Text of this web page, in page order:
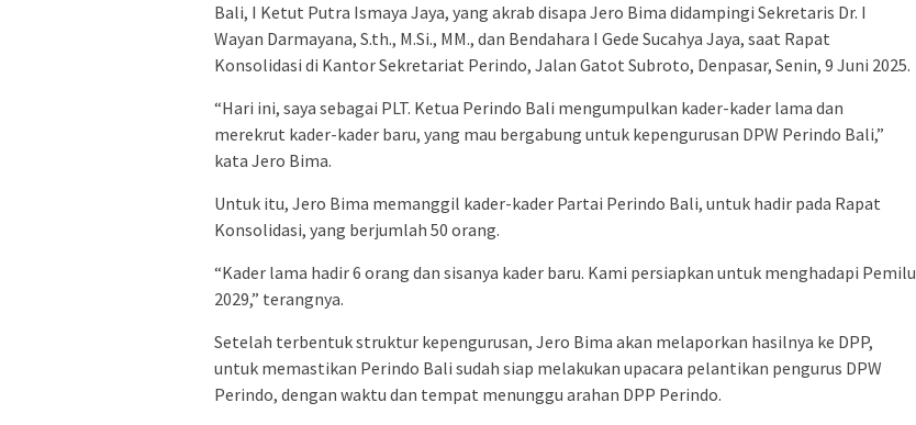
Bali, I Ketut Putra Ismaya Jaya, yang akrab disapa Jero Bima didampingi Sekretaris Dr. I
Wayan Darmayana, S.th., M.Si., MM., dan Bendahara I Gede Sucahya Jaya, saat Rapat
Konsolidasi di Kantor Sekretariat Perindo, Jalan Gatot Subroto, Denpasar, Senin, 9 Juni 2025.
“Hari ini, saya sebagai PLT. Ketua Perindo Bali mengumpulkan kader-kader lama dan
merekrut kader-kader baru, yang mau bergabung untuk kepengurusan DPW Perindo Bali,”
kata Jero Bima.
Untuk itu, Jero Bima memanggil kader-kader Partai Perindo Bali, untuk hadir pada Rapat
Konsolidasi, yang berjumlah 50 orang.
“Kader lama hadir 6 orang dan sisanya kader baru. Kami persiapkan untuk menghadapi Pemilu
2029,” terangnya.
Setelah terbentuk struktur kepengurusan, Jero Bima akan melaporkan hasilnya ke DPP,
untuk memastikan Perindo Bali sudah siap melakukan upacara pelantikan pengurus DPW
Perindo, dengan waktu dan tempat menunggu arahan DPP Perindo.